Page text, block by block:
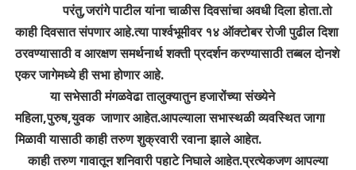
परंतु,जरांगे पाटील यांना चाळीस दिवसांचा अवधी दिला होता.तो
काही दिवसात संपणार आहे.त्या पार्श्वभूमीवर १४ ऑक्टोबर रोजी पुढील दिशा
ठरवण्यासाठी व आरक्षण समर्थनार्थ शक्ती प्रदर्शन करण्यासाठी तब्बल दोनशे
एकर जागेमध्ये ही सभा होणार आहे.
या सभेसाठी मंगळवेढा तालुक्यातुन हजारोंच्या संख्येने
महिला,पुरुष,युवक जाणार आहेत.आपल्याला सभास्थळी व्यवस्थित जागा
मिळावी यासाठी काही तरुण शुक्रवारी रवाना झाले आहेत.
काही तरुण गावातून शनिवारी पहाटे निघाले आहेत.प्रत्येकजण आपल्या